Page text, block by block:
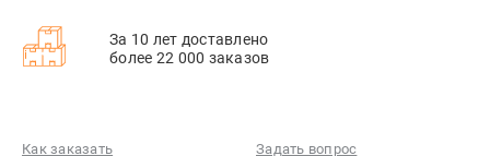
За 10 лет доставлено
более 22 000 заказов
Как заказать Задать вопрос